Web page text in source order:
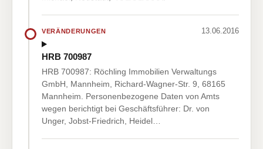
VERÄNDERUNGEN 13.06.2016
HRB 700987
HRB 700987: Röchling Immobilien Verwaltungs
GmbH, Mannheim, Richard-Wagner-Str. 9, 68165
Mannheim. Personenbezogene Daten von Amts
wegen berichtigt bei Geschäftsführer: Dr. von
Unger, Jobst-Friedrich, Heidel…